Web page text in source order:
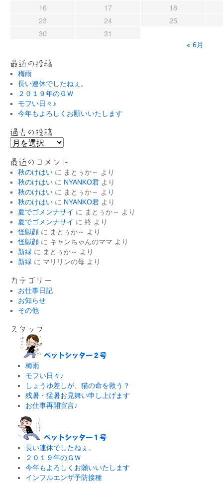
16
17
18
23
24
25
30
31
« 6月
最近の投稿
梅雨
長い連休でしたねぇ。
２０１９年のＧＷ
モフい日々♪
今年もよろしくお願いいたします
過去の投稿
過
の
投
稿
最近のコメント
秋のけはいに まとぅか～ より
秋のけはいに NYANKO君より
秋のけはいに まとぅか～ より
秋のけはいに NYANKO君より
夏でゴメンナサイ に まとぅか～ より
夏でゴメンナサイ に 終 より
怪獣顔に まとぅか～ より
怪獣顔に キャンちゃんのママ より
新緑 に まとぅか～ より
新緑 に マリリンの母より
カテゴリー
お仕事日記
お知らせ
その他
スタッフ
ペットシッター２号
梅雨
モフい日々♪
しょうゆ差しが、猫の命を救う？
残暑・猛暑お見舞い申し上げます
お仕事再開宣言♪
ペットシッター１号
長い連休でしたねぇ。
２０１９年のＧＷ
今年もよろしくお願いいたします
インフルエンザ予防接種